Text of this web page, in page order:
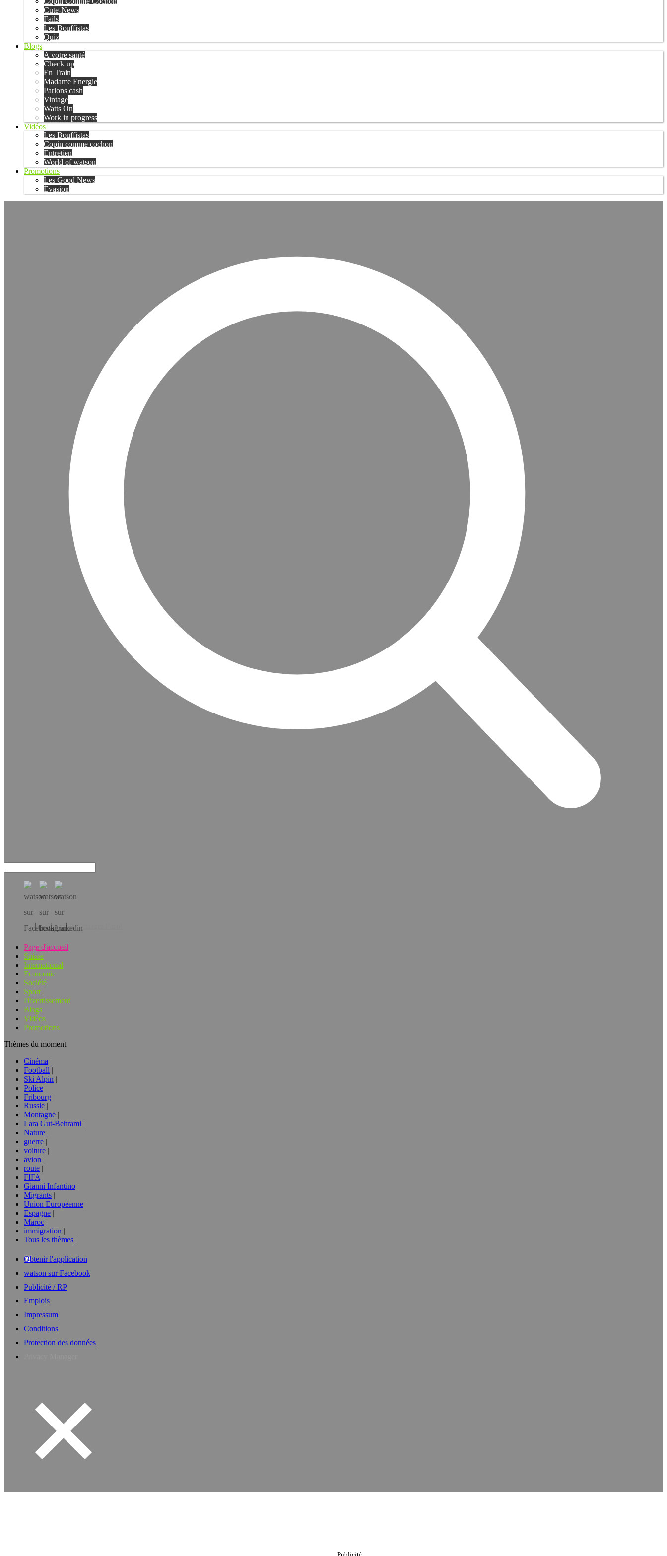
Cute-News
Fails
Les Bouffistas
Quiz
Blogs
A votre santé
Check-up
En Train
Madame Energie
Parlons cash
Vintage
Watts On
Work in progress
Vidéos
Les Bouffistas
Copin comme cochon
Entretien
World of watson
Promotions
Les Good News
Évasion
Téléchargez l’app!
Page d'accueil
Suisse
International
Economie
Société
Sport
Divertissement
Blogs
Vidéos
Promotions
Thèmes du moment
Cinéma
Football
Ski Alpin
Police
Fribourg
Russie
Montagne
Lara Gut-Behrami
Nature
guerre
voiture
avion
route
FIFA
Gianni Infantino
Migrants
Union Européenne
Espagne
Maroc
immigration
Tous les thèmes
Obtenir l'application
watson sur Facebook
Publicité / RP
Emplois
Impressum
Conditions
Protection des données